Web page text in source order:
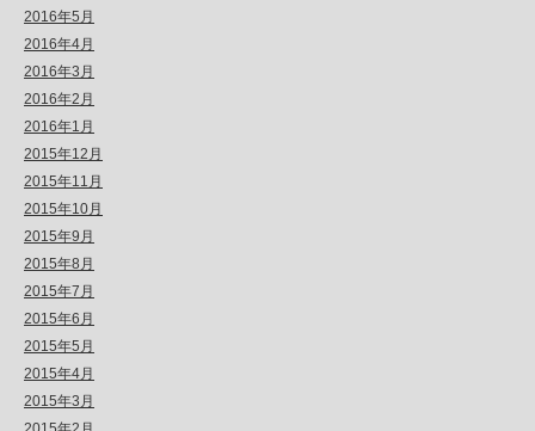
2016年5月
2016年4月
2016年3月
2016年2月
2016年1月
2015年12月
2015年11月
2015年10月
2015年9月
2015年8月
2015年7月
2015年6月
2015年5月
2015年4月
2015年3月